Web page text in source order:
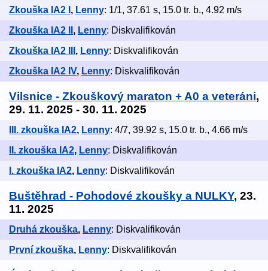
Zkouška IA2 I , Lenny: 1/1, 37.61 s, 15.0 tr. b., 4.92 m/s
Zkouška IA2 II , Lenny: Diskvalifikován
Zkouška IA2 III , Lenny: Diskvalifikován
Zkouška IA2 IV, Lenny: Diskvalifikován
Vilsnice - Zkouškový maraton + A0 a veteráni,
29. 11. 2025 - 30. 11. 2025
III. zkouška IA2, Lenny: 4/7, 39.92 s, 15.0 tr. b., 4.66 m/s
II. zkouška IA2, Lenny: Diskvalifikován
I. zkouška IA2, Lenny: Diskvalifikován
Buštěhrad - Pohodové zkoušky a NULKY, 23.
11. 2025
Druhá zkouška, Lenny: Diskvalifikován
První zkouška, Lenny: Diskvalifikován